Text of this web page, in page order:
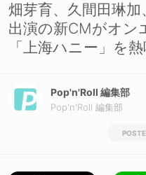
畑芽育、久間田琳
出演の新CMがオン
「上海ハニー」を熱
Pop'n'Roll 編集部
Pop'n'Roll 編集部